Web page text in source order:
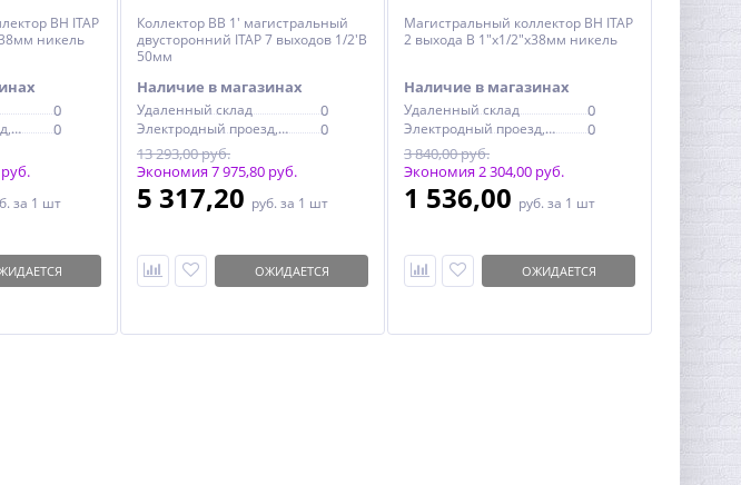
ВН ITAP
никель
0
Электродный проезд, 6с1
0
за 1 шт
Коллектор ВВ 1' магистральный
двусторонний ITAP 7 выходов 1/2'В
50мм
Наличие в магазинах
Удаленный склад 0
Электродный проезд, 6с1
0
13 293,00 руб.
Экономия 7 975,80 руб.
5 317,20 руб. за 1 шт
ОЖИДАЕТСЯ
Магистральный коллектор ВН ITAP
2 выхода В 1"х1/2"х38мм никель
Наличие в магазинах
Удаленный склад 0
Электродный проезд, 6с1
0
3 840,00 руб.
Экономия 2 304,00 руб.
1 536,00 руб. за 1 шт
ОЖИДАЕТСЯ